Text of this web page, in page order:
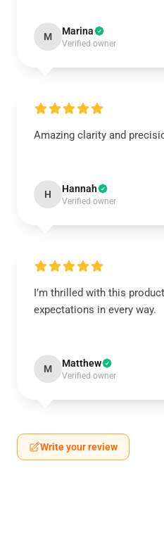
M Marina
Verified owner
Amazing clarity and
H Hannah
Verified owner
I’m thrilled with this
expectations in every way.
M Matthew
Verified owner
Write your review